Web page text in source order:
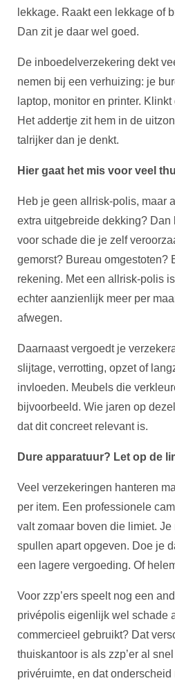
lekkage. Raakt een lekkage of
Dan zit je daar wel goed.
De inboedelverzekering dekt
nemen bij een verhuizing: je
laptop, monitor en printer.
Het addertje zit hem in de
talrijker dan je denkt.
Hier gaat het mis voor veel
Heb je geen allrisk-polis, maar
extra uitgebreide dekking? Dan
voor schade die je zelf
gemorst? Bureau omgestoten?
rekening. Met een allrisk-polis
echter aanzienlijk meer per
afwegen.
Daarnaast vergoedt je
slijtage, verrotting, opzet of
invloeden. Meubels die
bijvoorbeeld. Wie jaren op
dat dit concreet relevant is.
Dure apparatuur? Let op de
Veel verzekeringen hanteren
per item. Een professionele
valt zomaar boven die limiet.
spullen apart opgeven. Doe je
een lagere vergoeding. Of
Voor zzp’ers speelt nog een
privépolis eigenlijk wel schade
commercieel gebruikt? Dat
thuiskantoor is als zzp’er al
privéruimte, en dat